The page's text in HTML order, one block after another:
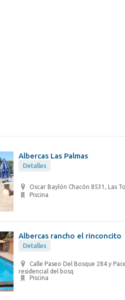
Albercas Las Palmas
Detalles
Oscar Baylón Chacón 8531, Las
Piscina
Albercas rancho el rinconcito
Detalles
Calle Paseo Del Bosque 284 y
residencial del bosq
Piscina